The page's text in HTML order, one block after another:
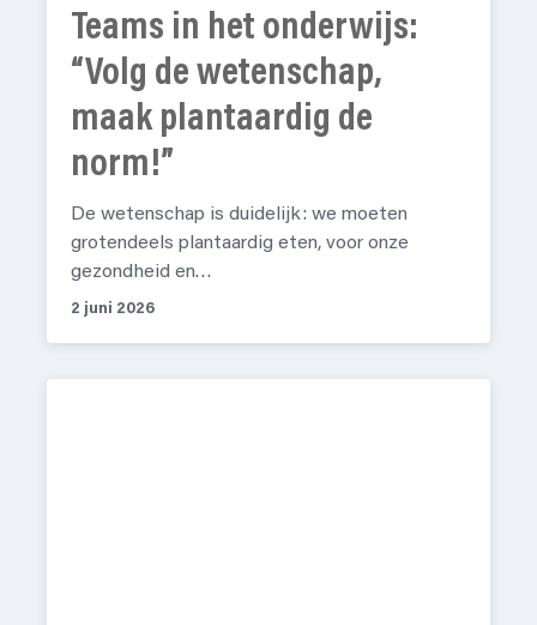
Teams in het onderwijs:
“Volg de wetenschap,
maak plantaardig de
norm!”
De wetenschap is duidelijk: we moeten
grotendeels plantaardig eten, voor onze
gezondheid en…
2 juni 2026